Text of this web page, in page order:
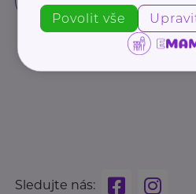
Sledujte nás:
Povolit vše